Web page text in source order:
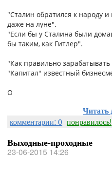
"Сталин обратился к народу
даже на луне".
"Если бы у Сталина были
бы таким, как Гитлер".
"Как правильно
"Капитал" известный
О
Читать
комментарии: 0 понравилось!
Выходные-проходные
23-06-2015 14:26